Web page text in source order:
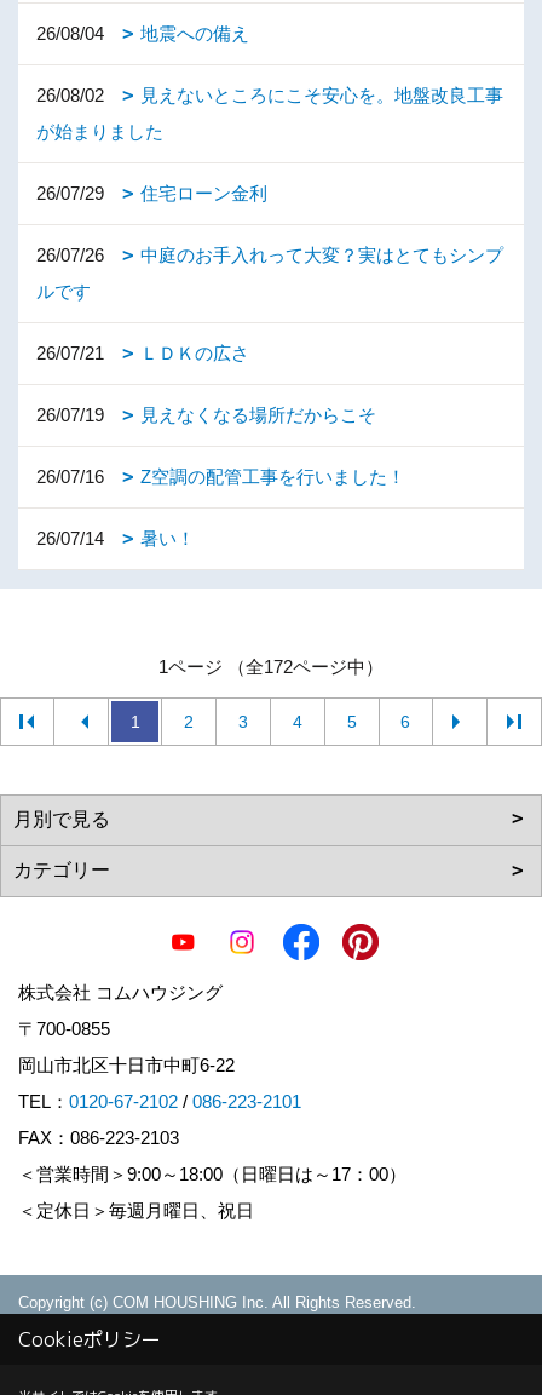
26/08/04 地震への備え
26/08/02
見えないところにこそ安心を。地盤改良工事
が始まりました
26/07/29 住宅ローン金利
26/07/26
中庭のお手入れって大変？実はとてもシンプ
ルです
26/07/21 ＬＤＫの広さ
26/07/19 見えなくなる場所だからこそ
26/07/16 Z空調の配管工事を行いました！
26/07/14 暑い！
1ページ （全172ページ中）
1 2 3 4 5 6
株式会社 コムハウジング
〒700-0855
岡山市北区十日市中町6-22
TEL： 0120-67-2102 / 086-223-2101
FAX：086-223-2103
＜営業時間＞9:00～18:00（日曜日は～17：00）
＜定休日＞毎週月曜日、祝日
Copyright (c) COM HOUSHING Inc. All Rights Reserved.
Produced by ゴデスクリエイト
Cookieポリシー